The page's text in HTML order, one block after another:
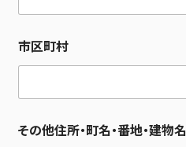
市区町村
その他住所・町名・番地・建物